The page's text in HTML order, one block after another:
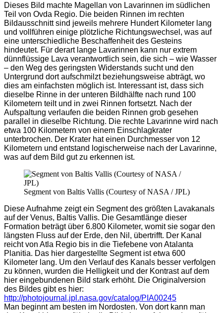
Dieses Bild machte Magellan von Lavarinnen im südlichen
Teil von Ovda Regio. Die beiden Rinnen im rechten
Bildausschnitt sind jeweils mehrere Hundert Kilometer lang
und vollführen einige plötzliche Richtungswechsel, was auf
eine unterschiedliche Beschaffenheit des Gesteins
hindeutet. Für derart lange Lavarinnen kann nur extrem
dünnflüssige Lava verantwortlich sein, die sich – wie Wasser
– den Weg des geringsten Widerstands sucht und den
Untergrund dort aufschmilzt beziehungsweise abträgt, wo
dies am einfachsten möglich ist. Interessant ist, dass sich
dieselbe Rinne in der unteren Bildhälfte nach rund 100
Kilometern teilt und in zwei Rinnen fortsetzt. Nach der
Aufspaltung verlaufen die beiden Rinnen grob gesehen
parallel in dieselbe Richtung. Die rechte Lavarinne wird nach
etwa 100 Kilometern von einem Einschlagkrater
unterbrochen. Der Krater hat einen Durchmesser von 12
Kilometern und entstand logischerweise nach der Lavarinne,
was auf dem Bild gut zu erkennen ist.
Segment von Baltis Vallis (Courtesy of NASA / JPL)
Diese Aufnahme zeigt ein Segment des größten Lavakanals
auf der Venus, Baltis Vallis. Die Gesamtlänge dieser
Formation beträgt über 6.800 Kilometer, womit sie sogar den
längsten Fluss auf der Erde, den Nil, übertrifft. Der Kanal
reicht von Atla Regio bis in die Tiefebene von Atalanta
Planitia. Das hier dargestellte Segment ist etwa 600
Kilometer lang. Um den Verlauf des Kanals besser verfolgen
zu können, wurden die Helligkeit und der Kontrast auf dem
hier eingebundenen Bild stark erhöht. Die Originalversion
des Bildes gibt es hier:
http://photojournal.jpl.nasa.gov/catalog/PIA00245
Man beginnt am besten im Nordosten. Von dort kann man